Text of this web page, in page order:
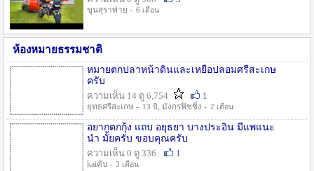
ขุนสุราพ่าย - 6 เดือน
ห้องหมายธรรมชาติ
หมายตกปลาหน้าดินและเหยื่อปลอมศรีสะเกษ
ครับ
ความเห็น 14 ดู 6,754
1
ยุทธศรีสะเกษ - 13 ปี , มังกรฟิชชิ่ง - 2 เดือน
อยากตกกุ้ง แถบ อยุธยา บางประอิน มีแพแนะ
นำ มั้ยครับ ขอบคุณครับ
ความเห็น 0 ดู 336
1
kaiคับ - 3 เดือน